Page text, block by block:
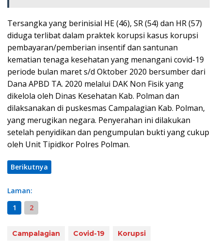
Tersangka yang berinisial HE (46), SR (54) dan HR (57)
diduga terlibat dalam praktek korupsi kasus korupsi
pembayaran/pemberian insentif dan santunan
kematian tenaga kesehatan yang menangani covid-19
periode bulan maret s/d Oktober 2020 bersumber dari
Dana APBD TA. 2020 melalui DAK Non Fisik yang
dikelola oleh Dinas Kesehatan Kab. Polman dan
dilaksanakan di puskesmas Campalagian Kab. Polman,
yang merugikan negara. Penyerahan ini dilakukan
setelah penyidikan dan pengumpulan bukti yang cukup
oleh Unit Tipidkor Polres Polman.
Berikutnya
Laman:
1
2
Campalagian Covid-19 Korupsi